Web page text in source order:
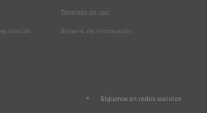
Términos de uso
Sistema de información
Síguenos en redes sociales